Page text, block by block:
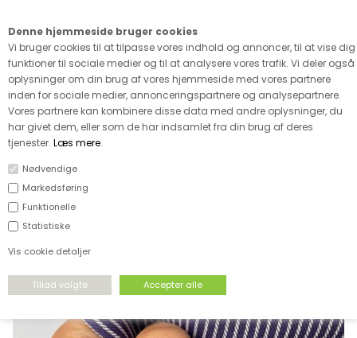
Denne hjemmeside bruger cookies
Vi bruger cookies til at tilpasse vores indhold og annoncer, til at vise dig
funktioner til sociale medier og til at analysere vores trafik. Vi deler også
oplysninger om din brug af vores hjemmeside med vores partnere
inden for sociale medier, annonceringspartnere og analysepartnere.
Vores partnere kan kombinere disse data med andre oplysninger, du
har givet dem, eller som de har indsamlet fra din brug af deres
tjenester. Læs mere.
Nødvendige
Markedsføring
Funktionelle
Statistiske
Vis cookie detaljer
FORSIDE›UDSALG›UDSALG & GODE TILBUD PÅ STOF
SPAR
35%